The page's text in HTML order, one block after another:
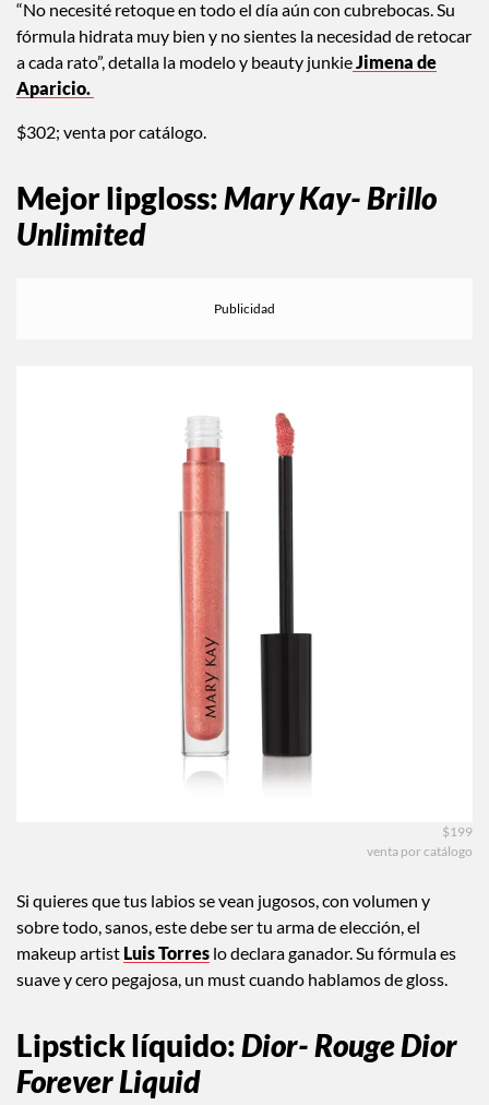
“No necesité retoque en todo el día aún con cubrebocas. Su
fórmula hidrata muy bien y no sientes la necesidad de retocar
a cada rato”, detalla la modelo y beauty junkieJimena de
Aparicio.
$302; venta por catálogo.
Mejor lipgloss:Mary Kay- Brillo
Unlimited
$199
venta por catálogo
Si quieres que tus labios se vean jugosos, con volumen y
sobre todo, sanos, este debe ser tu arma de elección, el
makeup artist Luis Torres lo declara ganador. Su fórmula es
suave y cero pegajosa, un must cuando hablamos de gloss.
Lipstick líquido:Dior- Rouge Dior
Forever Liquid